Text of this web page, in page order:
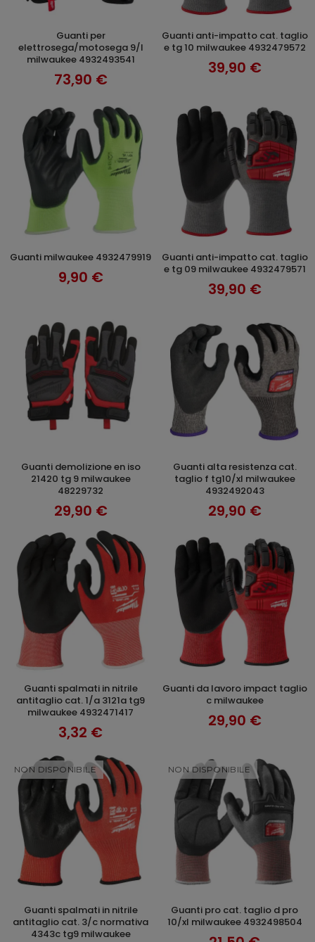
AGGIUNGI AL CARRELLO
guanti per
elettrosega/motosega 9/l
milwaukee 4932493541
73,90 €
AGGIUNGI AL CARRELLO
guanti anti-impatto cat. taglio
e tg 10 milwaukee 4932479572
39,90 €
AGGIUNGI AL CARRELLO
guanti milwaukee 4932479919
9,90 €
AGGIUNGI AL CARRELLO
guanti anti-impatto cat. taglio
e tg 09 milwaukee 4932479571
39,90 €
AGGIUNGI AL CARRELLO
guanti demolizione en iso
21420 tg 9 milwaukee
48229732
29,90 €
AGGIUNGI AL CARRELLO
guanti alta resistenza cat.
taglio f tg10/xl milwaukee
4932492043
29,90 €
AGGIUNGI AL CARRELLO
guanti spalmati in nitrile
antitaglio cat. 1/a 3121a tg9
milwaukee 4932471417
3,32 €
+ OPZIONI
guanti da lavoro impact taglio
c milwaukee
29,90 €
NON DISPONIBILE
SCOPRI
guanti spalmati in nitrile
antitaglio cat. 3/c normativa
4343c tg9 milwaukee
NON DISPONIBILE
SCOPRI
guanti pro cat. taglio d pro
10/xl milwaukee 4932498504